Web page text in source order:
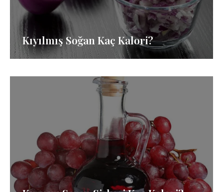
Kıyılmış Soğan Kaç Kalori?